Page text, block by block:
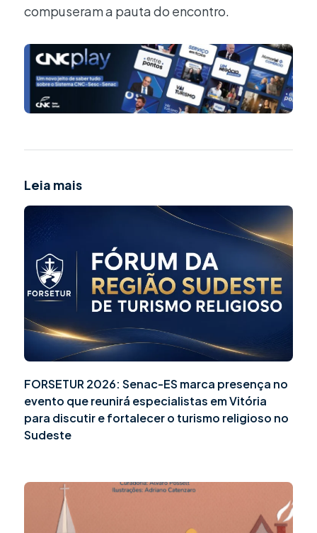
compuseram a pauta do encontro.
Leia mais
FORSETUR 2026: Senac-ES marca presença no
evento que reunirá especialistas em Vitória
para discutir e fortalecer o turismo religioso no
Sudeste